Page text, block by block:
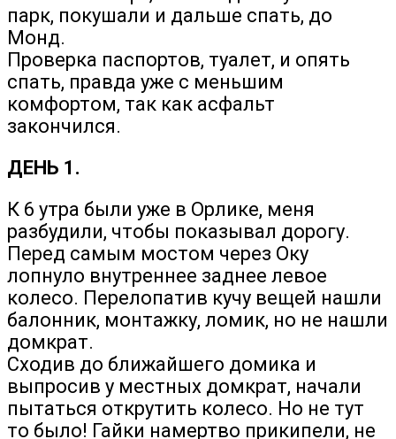
парк, покушали и дальше спать, до
Монд.
Проверка паспортов, туалет, и опять
спать, правда уже с меньшим
комфортом, так как асфальт
закончился.
ДЕНЬ 1.
К 6 утра были уже в Орлике, меня
разбудили, чтобы показывал дорогу.
Перед самым мостом через Оку
лопнуло внутреннее заднее левое
колесо. Перелопатив кучу вещей нашли
балонник, монтажку, ломик, но не нашли
домкрат.
Сходив до ближайшего домика и
выпросив у местных домкрат, начали
пытаться открутить колесо. Но не тут
то было! Гайки намертво прикипели, не